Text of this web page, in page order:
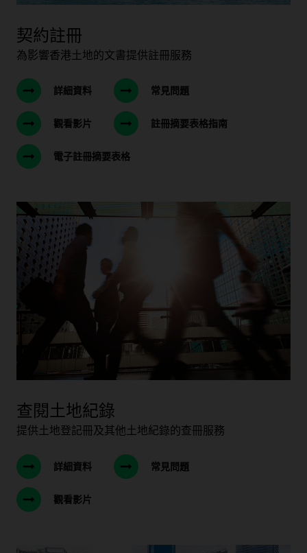
契約註冊
為影響香港土地的文書提供註冊服務
詳細資料 常見問題
觀看影片 註冊摘要表格指南
電子註冊摘要表格
查閱土地紀錄
提供土地登記冊及其他土地紀錄的查冊服務
詳細資料 常見問題
觀看影片